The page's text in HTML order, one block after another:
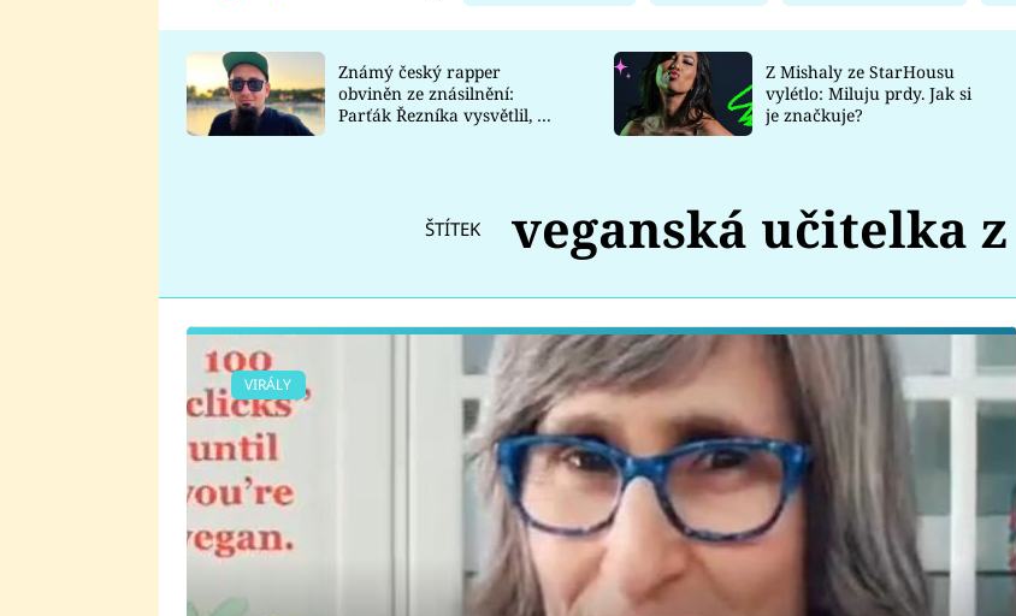
Známý český rapper
obviněn ze znásilnění:
Parťák Řezníka vysvětlil, co
Z Mishaly ze StarHousu
vylétlo: Miluju prdy. Jak si
je značkuje?
ŠTÍTEK veganská učitelka
VIRÁLY